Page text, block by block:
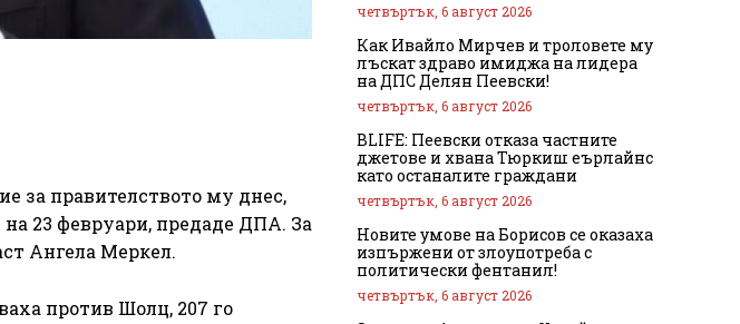
за правителството му днес,
23 февруари, предаде ДПА. За
Ангела Меркел.
против Шолц, 207 го
четвъртък, 6 август 2026
Как Ивайло Мирчев и троловете му
лъскат здраво имиджа на лидера
на ДПС Делян Пеевски!
четвъртък, 6 август 2026
BLIFE: Пеевски отказа частните
джетове и хвана Тюркиш еърлайнс
като останалите граждани
четвъртък, 6 август 2026
Новите умове на Борисов се оказаха
изпържени от злоупотреба с
политически фентанил!
четвъртък, 6 август 2026